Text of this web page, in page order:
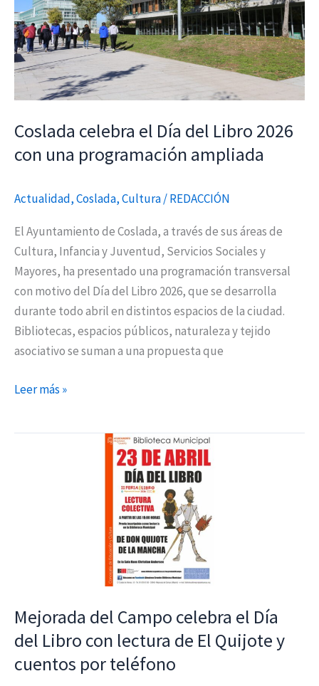
Coslada celebra el Día del Libro 2026
con una programación ampliada
Actualidad,Coslada,Cultura/REDACCIÓN
El Ayuntamiento de Coslada, a través de sus áreas de
Cultura, Infancia y Juventud, Servicios Sociales y
Mayores, ha presentado una programación transversal
con motivo del Día del Libro 2026, que se desarrolla
durante todo abril en distintos espacios de la ciudad.
Bibliotecas, espacios públicos, naturaleza y tejido
asociativo se suman a una propuesta que
Libro
2026
con
una
programación
Leer más »
Mejorada del Campo celebra el Día
del Libro con lectura de El Quijote y
cuentos por teléfono
lectura
de
El